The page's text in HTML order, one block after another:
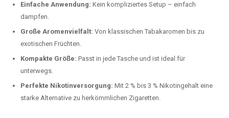
Einfache Anwendung: Kein kompliziertes Setup – einfach
dampfen.
Große Aromenvielfalt: Von klassischen Tabakaromen bis zu
exotischen Früchten.
Kompakte Größe: Passt in jede Tasche und ist ideal für
unterwegs.
Perfekte Nikotinversorgung: Mit 2 % bis 3 % Nikotingehalt eine
starke Alternative zu herkömmlichen Zigaretten.